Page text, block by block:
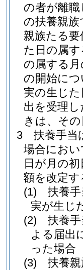
の者が離
の扶養親族
親族たる
た日の属
の属する
の開始に
実の生じ
出を受理
きは、そ
3
扶養手当
場合にお
日が月の
額を改定す
(1)
扶養
実が生じ
(2)
扶養
よる届出
った場合
(3)
扶養